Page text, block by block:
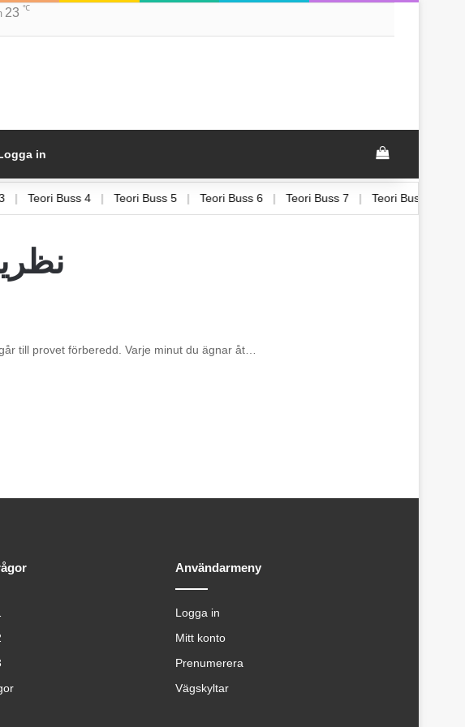
23 ℃
in View your
3 | Teori Buss 4 | Teori Buss 5 | Teori Buss 6 | Teori Buss 7 | Teori Buss 8
till provet förberedd. Varje minut du ägnar åt…
Användarmeny
Logga in
Mitt konto
Prenumerera
Vägskyltar